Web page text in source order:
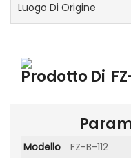
Luogo Di Origine
Prodotto Di
Modello FZ-B-112